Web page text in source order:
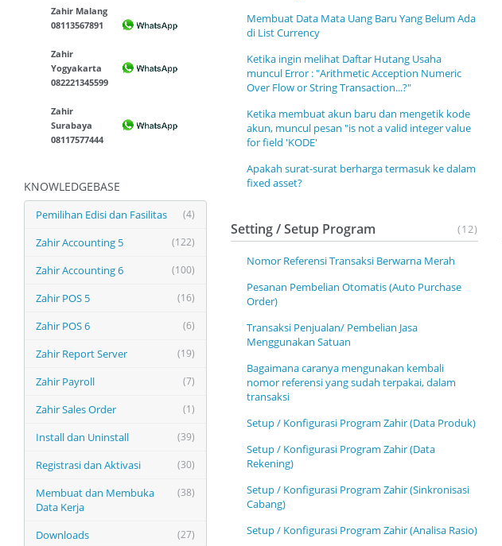
Zahir Malang
08113567891
Zahir
Yogyakarta
082221345599
Zahir
Surabaya
08117577444
KNOWLEDGEBASE
(4)
Pemilihan Edisi dan Fasilitas
(122)
Zahir Accounting 5
(100)
Zahir Accounting 6
(16)
Zahir POS 5
(6)
Zahir POS 6
(19)
Zahir Report Server
(7)
Zahir Payroll
(1)
Zahir Sales Order
(39)
Install dan Uninstall
(30)
Registrasi dan Aktivasi
(38)
Membuat dan Membuka
Data Kerja
(27)
Downloads
Membuat Data Mata Uang Baru Yang Belum Ada
di List Currency
Ketika ingin melihat Daftar Hutang Usaha
muncul Error : "Arithmetic Acception Numeric
Over Flow or String Transaction...?"
Ketika membuat akun baru dan mengetik kode
akun, muncul pesan "is not a valid integer value
for field 'KODE'
Apakah surat-surat berharga termasuk ke dalam
fixed asset?
(12)
Setting / Setup Program
Nomor Referensi Transaksi Berwarna Merah
Pesanan Pembelian Otomatis (Auto Purchase
Order)
Transaksi Penjualan/ Pembelian Jasa
Menggunakan Satuan
Bagaimana caranya mengunakan kembali
nomor referensi yang sudah terpakai, dalam
transaksi
Setup / Konfigurasi Program Zahir (Data Produk)
Setup / Konfigurasi Program Zahir (Data
Rekening)
Setup / Konfigurasi Program Zahir (Sinkronisasi
Cabang)
Setup / Konfigurasi Program Zahir (Analisa Rasio)